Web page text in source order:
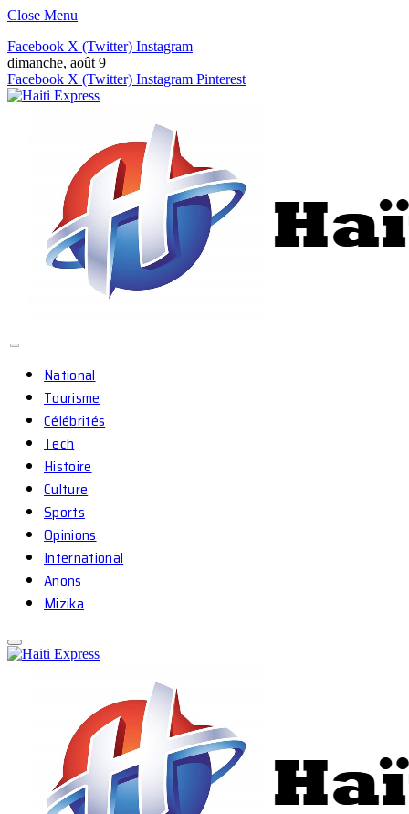
Close Menu
Facebook X (Twitter) Instagram
dimanche, août 9
Facebook X (Twitter) Instagram Pinterest
National
Tourisme
Célébrités
Tech
Histoire
Culture
Sports
Opinions
International
Anons
Mizika